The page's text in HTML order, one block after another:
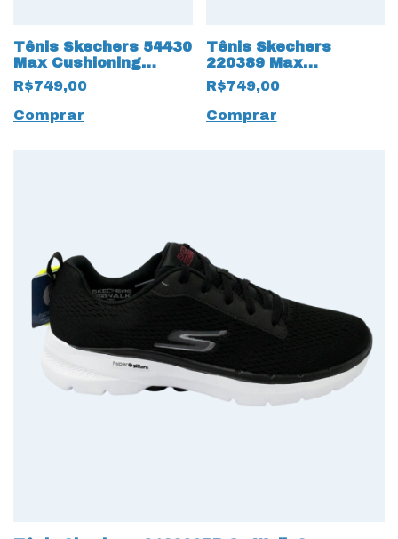
Tênis Skechers 54430
Max Cushioning
13565 Elite Ultra Go
R$749,00
Comprar
Tênis Skechers
220389 Max
Cushioning Elite Slip-
ins 15943 Preto
R$749,00
Comprar